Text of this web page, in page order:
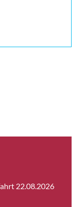
22.08.2026